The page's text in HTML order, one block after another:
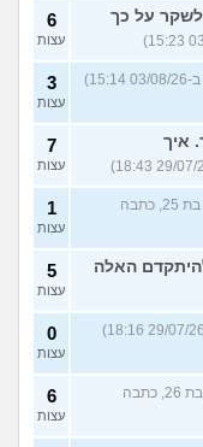
לשקר על כך
6
עצות
3
עצות
איך
7
עצות
(lili, בת 25, כתבה
1
עצות
האלה 5
עצות
0
עצות
(Lamali, בת 26, כתבה
6
עצות